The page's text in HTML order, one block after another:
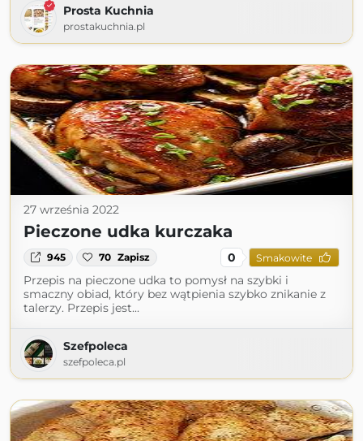
Prosta Kuchnia
prostakuchnia.pl
27 września 2022
Pieczone udka kurczaka
945 70 Zapisz 0 Smakowite
Przepis na pieczone udka to pomysł na szybki i
smaczny obiad, który bez wątpienia szybko znikanie z
talerzy. Przepis jest...
Szefpoleca
szefpoleca.pl